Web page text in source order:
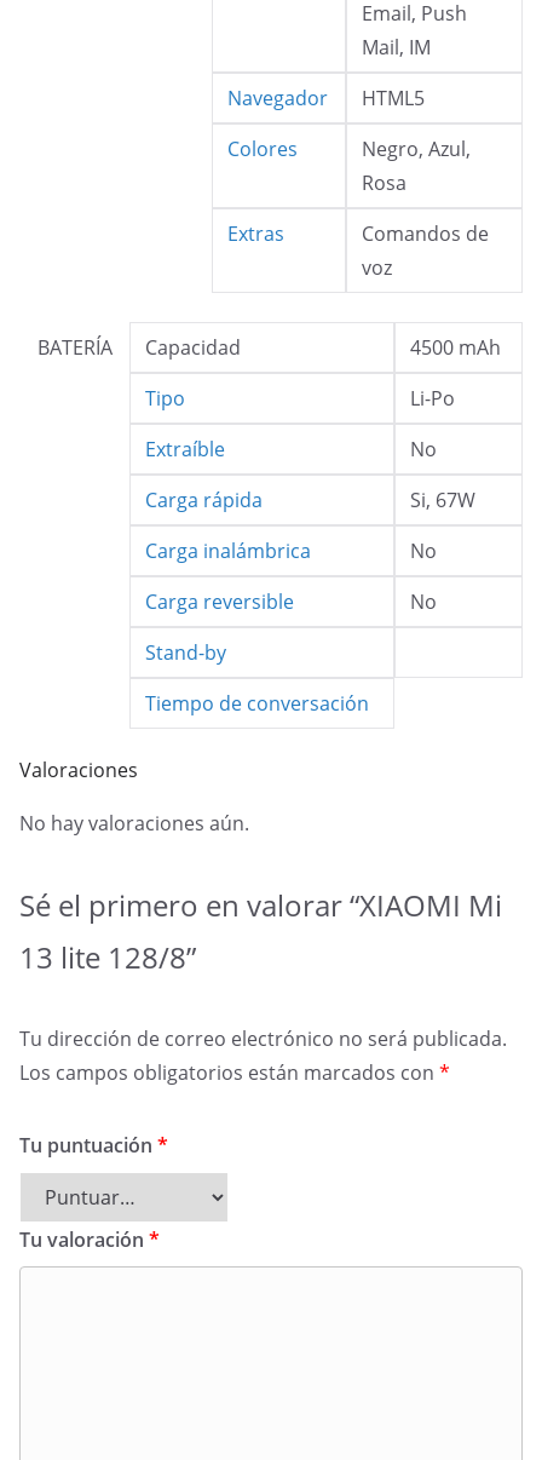
Email, Push
Mail, IM
Navegador
HTML5
Colores
Negro, Azul,
Rosa
Extras
Comandos de
voz
BATERÍA Capacidad
4500 mAh
Tipo
Li-Po
Extraíble
No
Carga rápida
Si, 67W
Carga inalámbrica
No
Carga reversible
No
Stand-by
Tiempo de conversación
Valoraciones
No hay valoraciones aún.
Sé el primero en valorar “XIAOMI Mi
13 lite 128/8”
Tu dirección de correo electrónico no será publicada.
Los campos obligatorios están marcados con *
Tu puntuación *
Tu valoración *